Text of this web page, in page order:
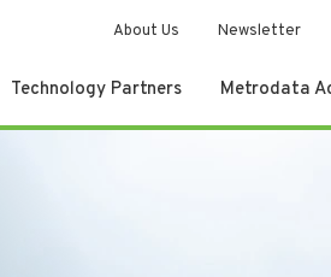
About Us Newsletter
Technology Partners Metrodata